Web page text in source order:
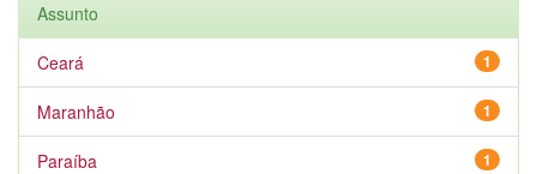
Assunto
1
Ceará
1
Maranhão
1
Paraíba